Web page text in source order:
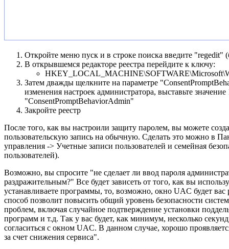
Откройте меню пуск и в строке поиска введите "regedit"
В открывшемся редакторе реестра перейдите к ключу:
Затем дважды щелкните на параметре
изменения настроек администратора, выставьте значение
"ConsentPromptBehaviorAdmin"
Закройте реестр
После того, как вы настроили защиту паролем, вы можете
пользовательскую запись на обычную. Сделать это можно в
управления -> Учетные записи пользователей и семейная
пользователей).
Возможно, вы спросите "не сделает ли ввод пароля
раздражительным?" Все будет зависеть от того, как вы
устанавливаете программы, то, возможно, окно UAC будет вас
способ позволит повысить общий уровень безопасности
проблем, включая случайное подтверждение установки
программ и т.д. Так у вас будет, как минимум, несколько
согласиться с окном UAC. В данном случае, хорошо
за счет снижения сервиса".